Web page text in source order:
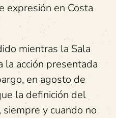
expresión en Costa
mientras la Sala
la acción presentada
en agosto de
la definición del
y cuando no